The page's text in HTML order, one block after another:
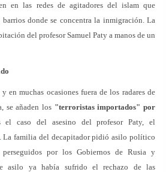
en las redes de agitadores del islam que
barrios donde se concentra la inmigración. La
del profesor Samuel Paty a manos de un
en muchas ocasiones fuera de los radares de
se añaden los "terroristas importados" por
el caso del asesino del profesor Paty, el
La familia del decapitador pidió asilo político
por los Gobiernos de Rusia y
asilo ya había sufrido el rechazo de las